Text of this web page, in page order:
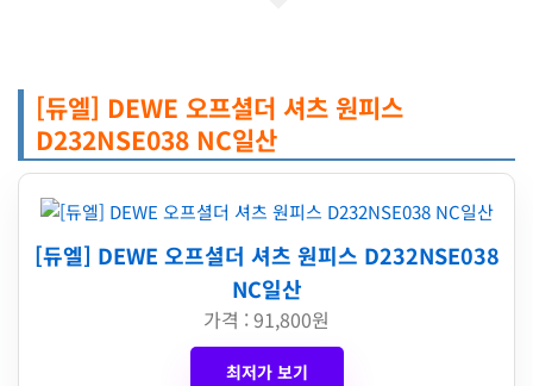
[듀엘] DEWE 오프셜더 셔츠 원피스
D232NSE038 NC일산
[듀엘] DEWE 오프셜더 셔츠 원피스 D232NSE038
NC일산
가격 : 91,800원
최저가 보기